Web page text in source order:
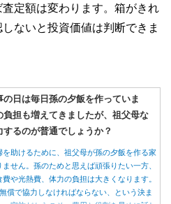
定額は変わります。箱がきれ
ないと投資価値は判断できま
の日は毎日孫の夕飯を作っていま
負担も増えてきましたが、祖父母な
するのが普通でしょうか？
を助けるために、祖父母が孫の夕飯を作る家
ません。孫のためと思えば頑張りたい一方、
や光熱費、体力の負担は大きくなります。
償で協力しなければならない、という決ま